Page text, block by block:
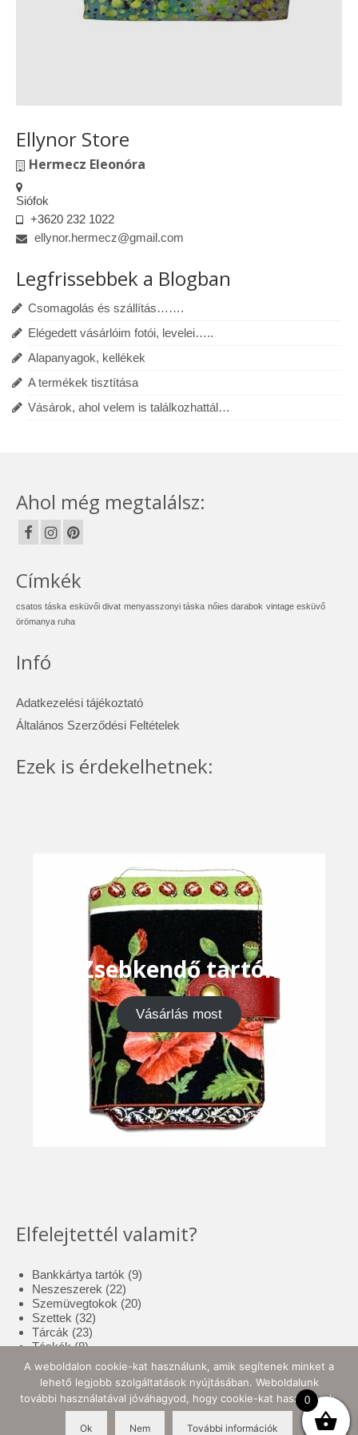
Ellynor Store
Hermecz Eleonóra
Siófok
+3620 232 1022
ellynor.hermecz@gmail.com
Legfrissebbek a Blogban
Csomagolás és szállítás…….
Elégedett vásárlóim fotói, levelei…..
Alapanyagok, kellékek
A termékek tisztítása
Vásárok, ahol velem is találkozhattál…
Ahol még megtalálsz:
Címkék
csatos táska esküvői divat menyasszonyi táska nőies darabok vintage esküvő
örömanya ruha
Infó
Adatkezelési tájékoztató
Általános Szerződési Feltételek
Ezek is érdekelhetnek:
Zsebkendő tartók
Vásárlás most
Elfelejtettél valamit?
Bankkártya tartók 99
Neszeszerek 2222
termék
Szemüvegtokok 2020
Szettek 3232
termék
Tárcák 2323
termék
Táskák 88
termék
Tolltartók
termék
Tote bag
3
termék
Zsebkendő tartók 1010
termék
0
A weboldalon cookie-kat használunk, amik segítenek minket a
lehető legjobb szolgáltatások nyújtásában. Weboldalunk
további használatával jóváhagyod, hogy cookie-kat használjunk.
Ok Nem További információk